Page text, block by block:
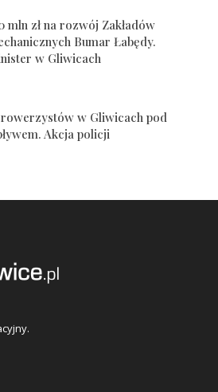
mln zł na rozwój Zakładów
Bumar Łabędy.
w Gliwicach
rowerzystów w Gliwicach pod
Akcja policji